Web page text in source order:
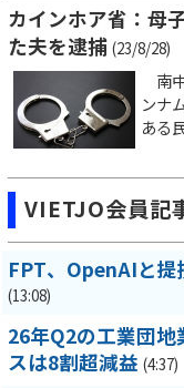
カインホア省：母
た夫を逮捕 (23/8/28)
南
ンナ
ある
VIETJO会員記
FPT、OpenAIと
(13:08)
26年Q2の工業団
スは8割超減益 (4:37)